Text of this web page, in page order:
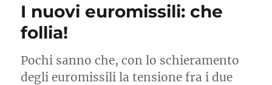
europeo
portarci
guerra
I nuovi euromissili: che
follia!
Pochi sanno che, con lo schieramento
degli euromissili la tensione fra i due